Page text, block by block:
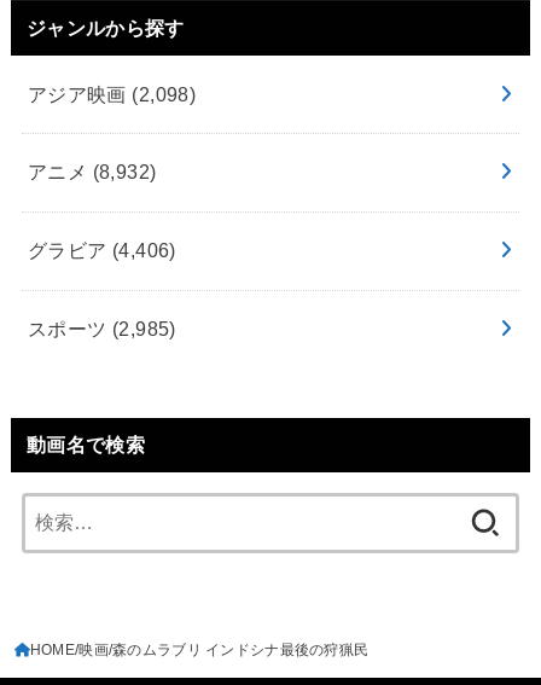
ジャンルから探す
アジア映画 (2,098)
アニメ (8,932)
グラビア (4,406)
スポーツ (2,985)
動画名で検索
索:
HOME 映画 森のムラブリ インドシナ最後の狩猟民